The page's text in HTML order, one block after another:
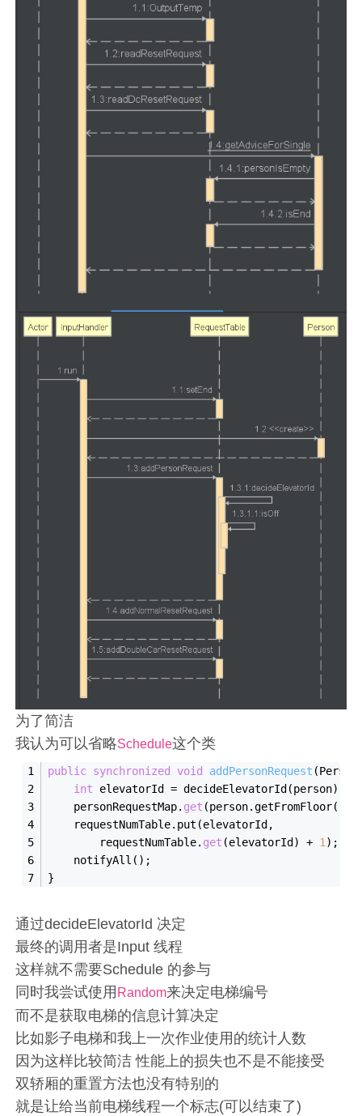
为了简洁
我认为可以省略Schedule这个类
public synchronized void addPersonRequest (
int elevatorId = decideElevatorId(person);
    personRequestMap.
get (person.getFromFloor()).
    requestNumTable.put(elevatorId,
        requestNumTable.
get (elevatorId) + 1);
    notifyAll();
}
通过decideElevatorId 决定
最终的调用者是Input 线程
这样就不需要Schedule 的参与
同时我尝试使用 Random来决定电梯编号
而不是获取电梯的信息计算决定
比如影子电梯和我上一次作业使用的统计人数
因为这样比较简洁 性能上的损失也不是不能接受
双轿厢的重置方法也没有特别的
就是让给当前电梯线程一个标志(可以结束了)